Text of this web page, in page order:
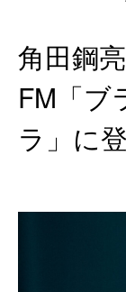
角田鋼
FM「ブ
ラ」に